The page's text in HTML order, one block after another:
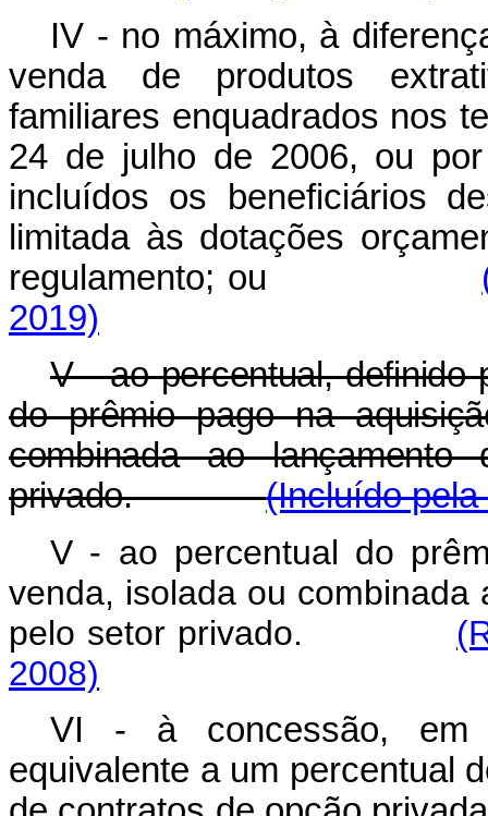
IV - no máximo, à
venda de produtos
familiares enquadrados nos
24 de julho de 2006, ou
incluídos os beneficiários
limitada às dotações
regulamento; ou
2019)
V - ao percentual, definido
do prêmio pago na
combinada ao
privado.(Incluído pela
V - ao percentual do
venda, isolada ou
pelo setor privado.
2008)
VI - à concessão, em
equivalente a um percentual